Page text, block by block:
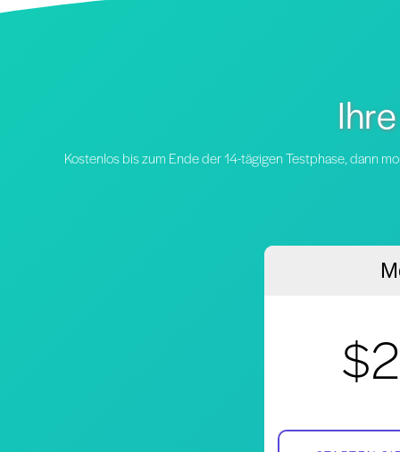
Kostenlos bis zum Ende der 14-tägigen Testphase, dann